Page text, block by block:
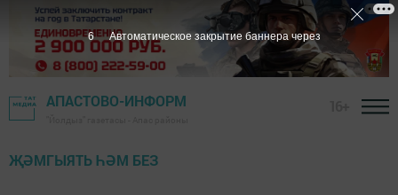
АПАСТОВО-ИНФОРМ
ҖӘМГЫЯТЬ ҺӘМ БЕЗ
5 Автоматическое закрытие баннера через